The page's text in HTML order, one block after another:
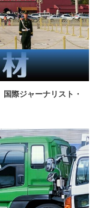
際ジャーナリスト・